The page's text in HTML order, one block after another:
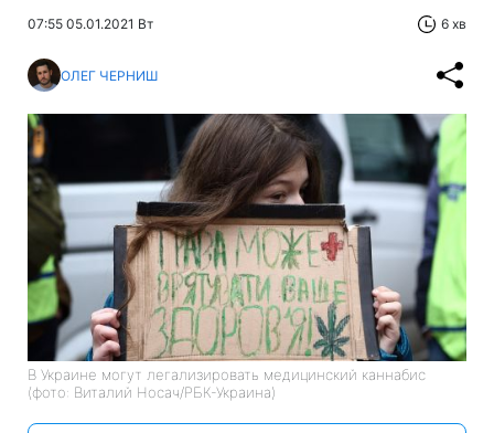
07:55 05.01.2021 Вт 6 хв
ОЛЕГ ЧЕРНИШ
В Украине могут легализировать медицинский каннабис
(фото: Виталий Носач/РБК-Украина)